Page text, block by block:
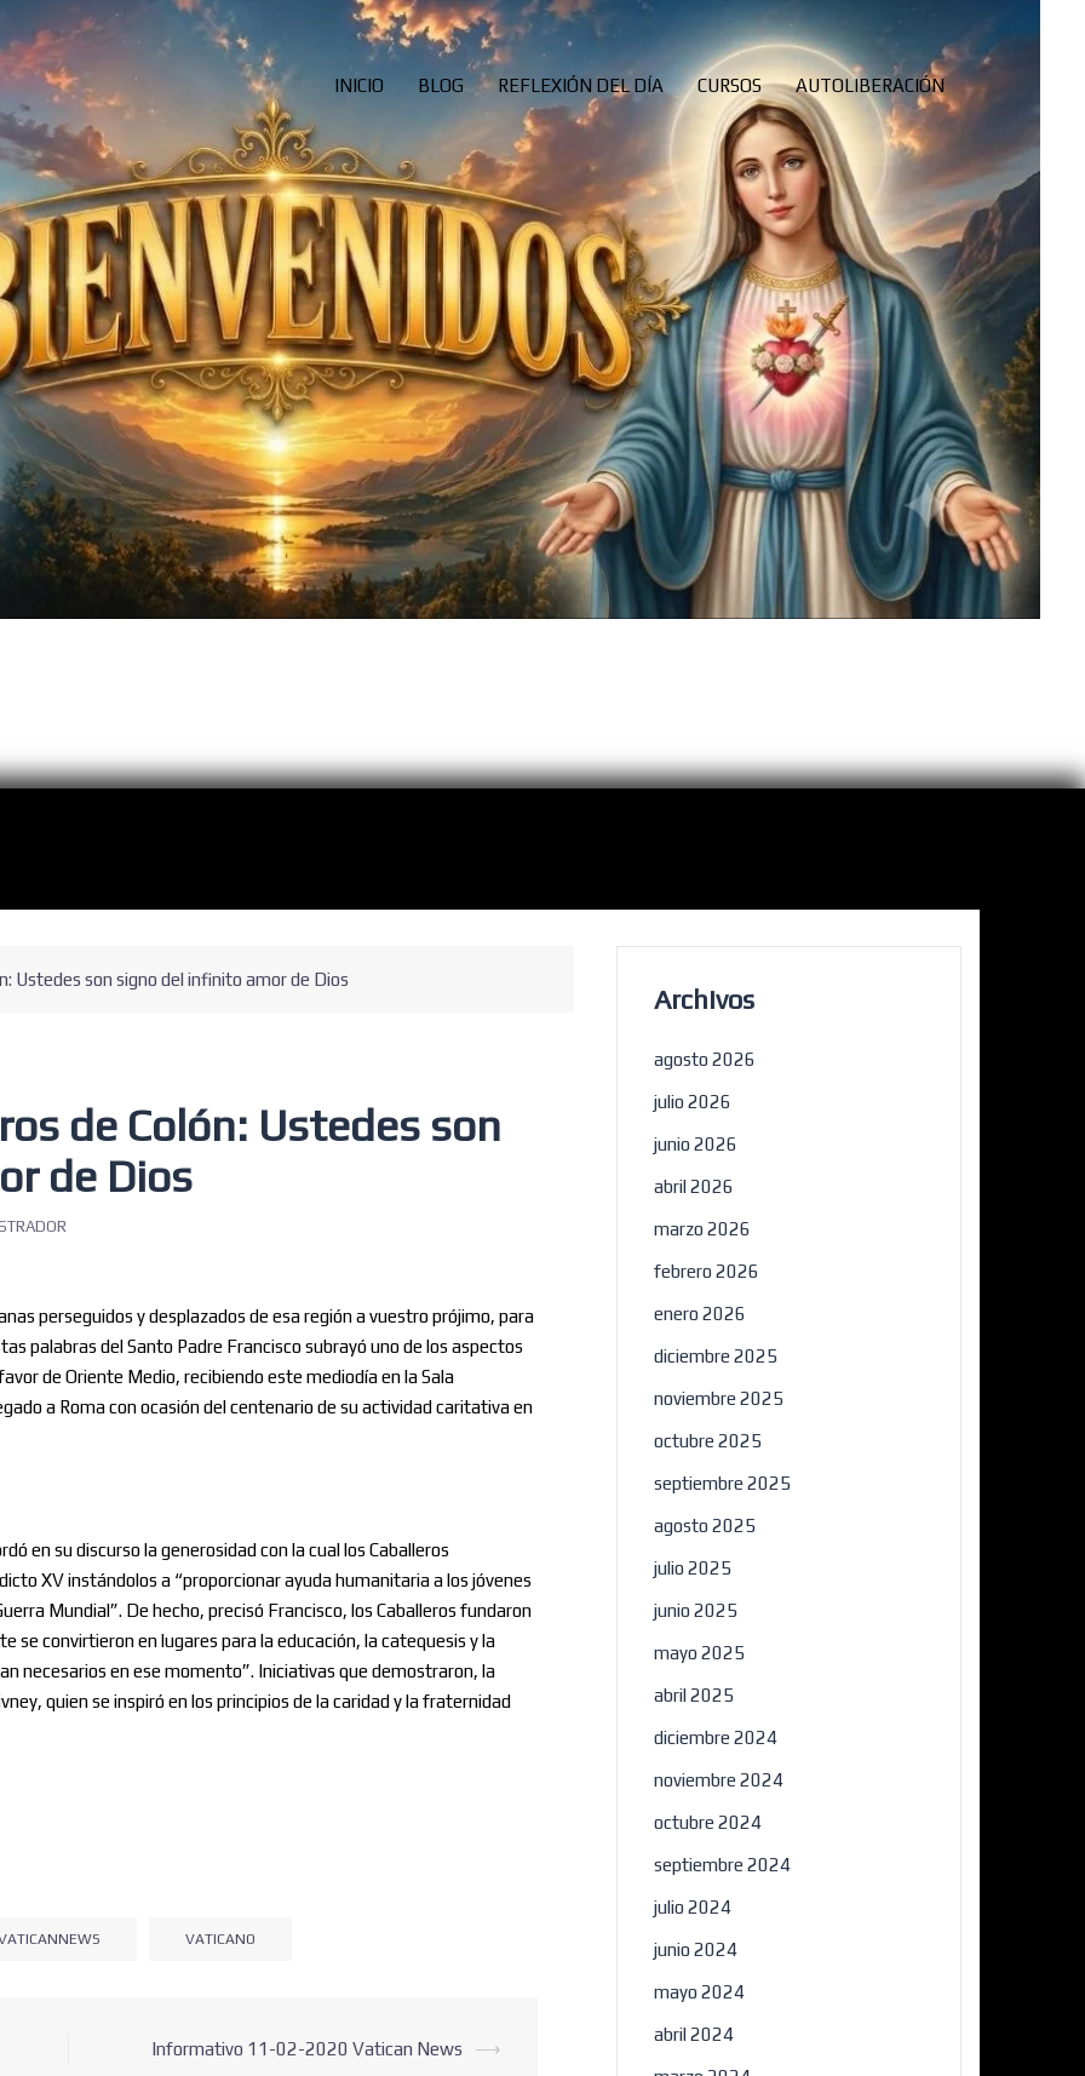
INICIO BLOG REFLEXIÓN DEL DÍA CURSOS AUTOLIBERACIÓN
Ustedes son signo del infinito amor de Dios
de Colón: Ustedes son
de Dios
perseguidos y desplazados de esa región a vuestro prójimo, para
palabras del Santo Padre Francisco subrayó uno de los aspectos
de Oriente Medio, recibiendo este mediodía en la Sala
a Roma con ocasión del centenario de su actividad caritativa en
en su discurso la generosidad con la cual los Caballeros
XV instándolos a “proporcionar ayuda humanitaria a los jóvenes
Mundial”. De hecho, precisó Francisco, los Caballeros fundaron
se convirtieron en lugares para la educación, la catequesis y la
necesarios en ese momento”. Iniciativas que demostraron, la
quien se inspiró en los principios de la caridad y la fraternidad
VATICANO
Informativo 11-02-2020 Vatican News ⟶
Archivos
agosto 2026
julio 2026
junio 2026
abril 2026
marzo 2026
febrero 2026
enero 2026
diciembre 2025
noviembre 2025
octubre 2025
septiembre 2025
agosto 2025
julio 2025
junio 2025
mayo 2025
abril 2025
diciembre 2024
noviembre 2024
octubre 2024
septiembre 2024
julio 2024
junio 2024
mayo 2024
abril 2024